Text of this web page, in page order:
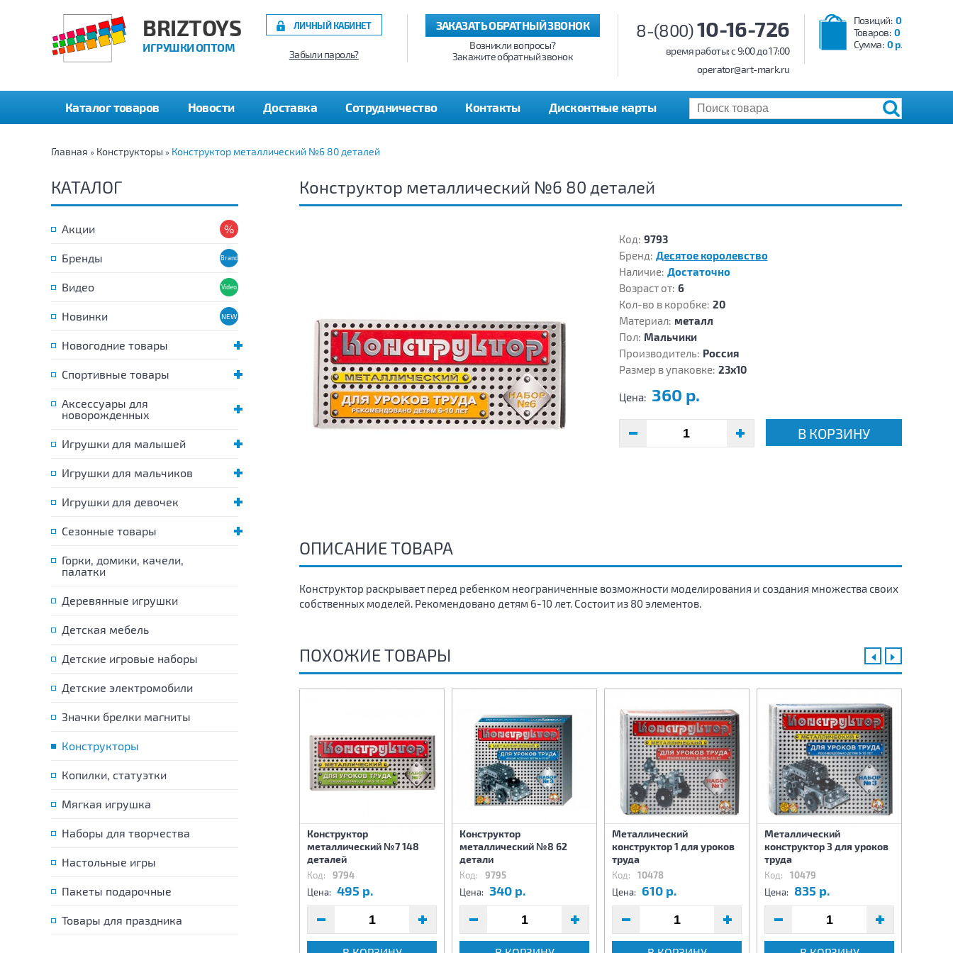
BRIZTOYS
ИГРУШКИ ОПТОМ
Позиций: 0
Товаров: 0
Сумма: 0 р.
8-(800)10-16-726
время работы: c 9:00 до 17:00
operator@art-mark.ru
ЗАКАЗАТЬ ОБРАТНЫЙ ЗВОНОК
Возникли вопросы?
Закажите обратный звонок
ЛИЧНЫЙ КАБИНЕТ
Забыли пароль?
Каталог товаров Новости Доставка Сотрудничество Контакты Дисконтные карты
Главная » Конструкторы » Конструктор металлический №6 80 деталей
КАТАЛОГ
Акции
Бренды
Видео
Новинки
Новогодние товары
Спортивные товары
Аксессуары для
новорожденных
Игрушки для малышей
Игрушки для мальчиков
Игрушки для девочек
Сезонные товары
Горки, домики, качели,
палатки
Деревянные игрушки
Детская мебель
Детские игровые наборы
Детские электромобили
Значки брелки магниты
Конструкторы
Копилки, статуэтки
Мягкая игрушка
Наборы для творчества
Настольные игры
Пакеты подарочные
Товары для праздника
Конструктор металлический №6 80 деталей
Код: 9793
Бренд: Десятое королевство
Наличие: Достаточно
Возраст от: 6
Кол-во в коробке: 20
Материал: металл
Пол: Мальчики
Производитель: Россия
Размер в упаковке: 23х10
Цена: 360 р.
В КОРЗИНУ
ОПИСАНИЕ ТОВАРА
Конструктор раскрывает перед ребенком неограниченные возможности моделирования и создания множества своих
собственных моделей. Рекомендовано детям 6-10 лет. Состоит из 80 элементов.
ПОХОЖИЕ ТОВАРЫ
Конструктор
345 р. Цена:
Конструктор
металлический №7 148
деталей
Код: 9794
Цена: 495 р.
Конструктор
металлический №8 62
детали
Код: 9795
Цена: 340 р.
Металлический
конструктор 1 для уроков
труда
Код: 10478
Цена: 610 р.
Металлический
конструктор 3 для уроков
труда
Код: 10479
Цена: 835 р.